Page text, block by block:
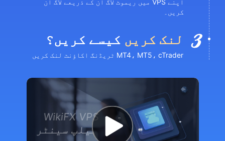
اپنے VPS میں ریموٹ لاگ ان کے ذریعے لاگ ان
کریں۔
لنک کریں کیسے کریں؟
MT4، MT5، cTrader ٹریڈنگ اکاؤنٹ لنک کریں
WikiFX VPS
ہیلپ سینٹر